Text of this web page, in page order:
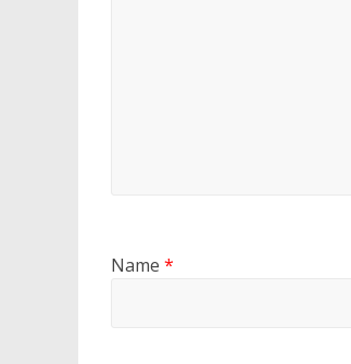
Name *